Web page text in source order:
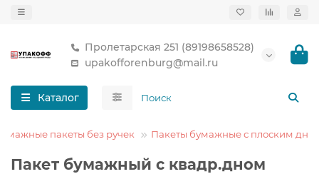
Пролетарская 251 (89198658528)
upakofforenburg@mail.ru
Каталог
пакеты без ручек Пакеты бумажные с плоским
Пакет бумажный с квадр.дном